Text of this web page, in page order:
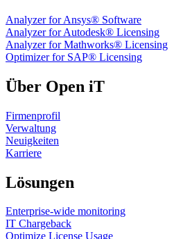
Analyzer for Ansys® Software
Analyzer for Autodesk® Licensing
Analyzer for Mathworks® Licensing
Optimizer for SAP® Licensing
Über Open iT
Firmenprofil
Verwaltung
Neuigkeiten
Karriere
Lösungen
Enterprise-wide monitoring
IT Chargeback
Optimize License Usage